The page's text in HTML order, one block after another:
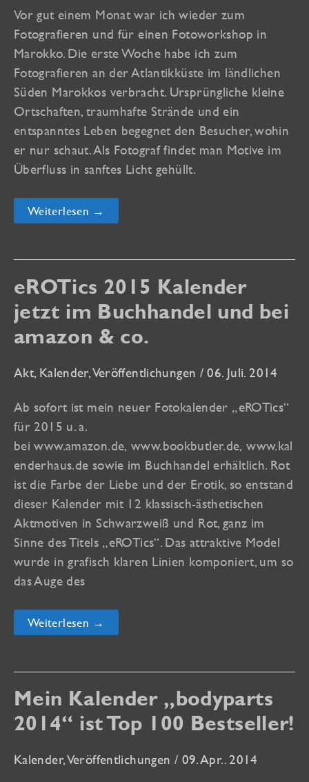
Vor gut einem Monat war ich wieder zum
Fotografieren und für einen Fotoworkshop in
Marokko. Die erste Woche habe ich zum
Fotografieren an der Atlantikküste im ländlichen
Süden Marokkos verbracht. Ursprüngliche kleine
Ortschaften, traumhafte Strände und ein
entspanntes Leben begegnet den Besucher, wohin
er nur schaut. Als Fotograf findet man Motive im
Überfluss in sanftes Licht gehüllt.
MAROKKO
MARITIM
in
Sprachen
bei
Amazon
Weiterlesen →
eROTics 2015 Kalender
jetzt im Buchhandel und bei
amazon & co.
Akt, Kalender,Veröffentlichungen /06. Juli. 2014
Ab sofort ist mein neuer Fotokalender „eROTics“
für 2015 u. a.
bei www.amazon.de, www.bookbutler.de, www.kal
enderhaus.de sowie im Buchhandel erhältlich. Rot
ist die Farbe der Liebe und der Erotik, so entstand
dieser Kalender mit 12 klassisch-ästhetischen
Aktmotiven in Schwarzweiß und Rot, ganz im
Sinne des Titels „eROTics“. Das attraktive Model
wurde in grafisch klaren Linien komponiert, um so
das Auge des
eROTics
2015
im
und
bei
amazon
&
Weiterlesen →
Mein Kalender „bodyparts
2014“ ist Top 100 Bestseller!
Kalender,Veröffentlichungen / 09. Apr.. 2014